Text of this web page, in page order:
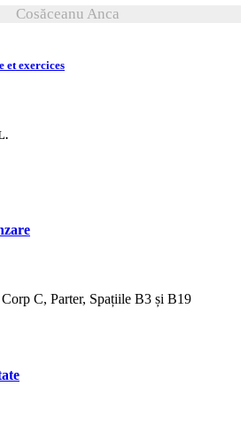
Cosăceanu Anca
et exercices
C, Parter, Spațiile B3 și B19